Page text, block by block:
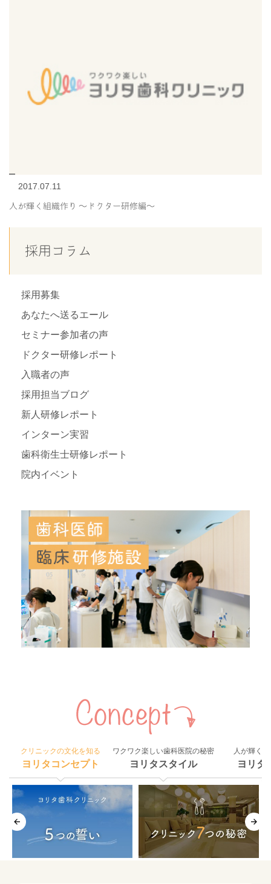
2017.07.11
人が輝く組織作り 〜ドクター研修編〜
採用コラム
採用募集
あなたへ送るエール
セミナー参加者の声
ドクター研修レポート
入職者の声
採用担当ブログ
新人研修レポート
インターン実習
歯科衛生士研修レポート
院内イベント
クリニックの文化を知る
ヨリタコンセプト
ワクワク楽しい歯科医院の秘密
ヨリタスタイル
人が輝く
ヨリタ